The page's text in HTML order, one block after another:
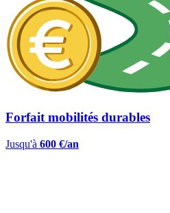
Forfait mobilités durables
Jusqu'à 600 €/an